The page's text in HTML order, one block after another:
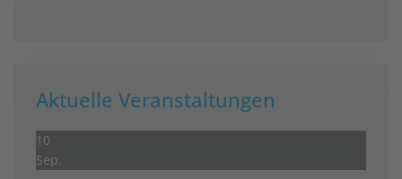
Aktuelle Veranstaltungen
10
Sep.